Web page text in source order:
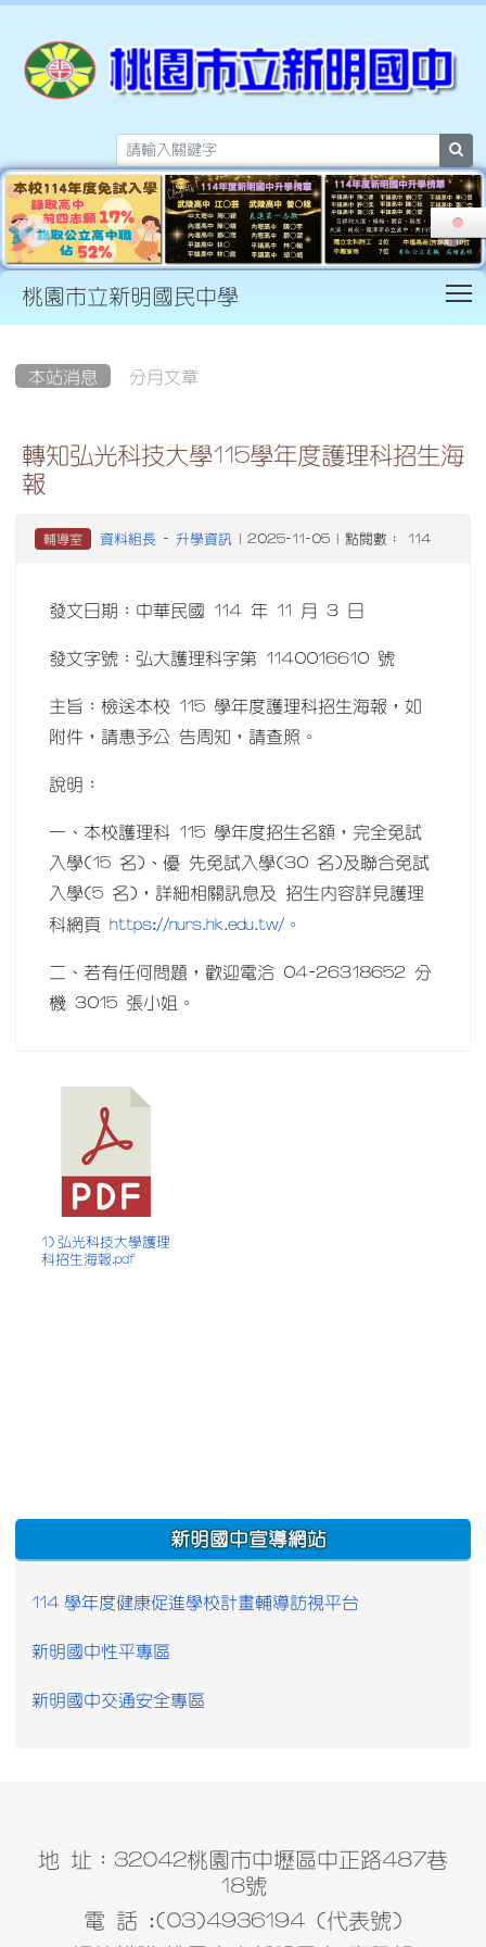
桃園市立新明國民中學
本站消息 分月文章
轉知弘光科技大學115學年度護理科招生海
報
輔導室 資料組長 - 升學資訊| 2025-11-05 | 點閱數： 114
發文日期：中華民國 114 年 11 月 3 日
發文字號：弘大護理科字第 1140016610 號
主旨：檢送本校 115 學年度護理科招生海報，如
附件，請惠予公 告周知，請查照。
說明：
一、本校護理科 115 學年度招生名額，完全免試
入學(15 名)、優 先免試入學(30 名)及聯合免試
入學(5 名)，詳細相關訊息及 招生內容詳見護理
科網頁 https://nurs.hk.edu.tw/。
二、若有任何問題，歡迎電洽 04-26318652 分
機 3015 張小姐。
1) 弘光科技大學護理
科招生海報.pdf
:::
新明國中宣導網站
114 學年度健康促進學校計畫輔導訪視平台
新明國中性平專區
新明國中交通安全專區
地 址：32042桃園市中壢區中正路487巷
18號
電 話 :(03)4936194 (代表號)